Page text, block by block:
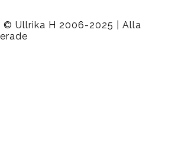
© Ullrika H 2006-2025 | Alla